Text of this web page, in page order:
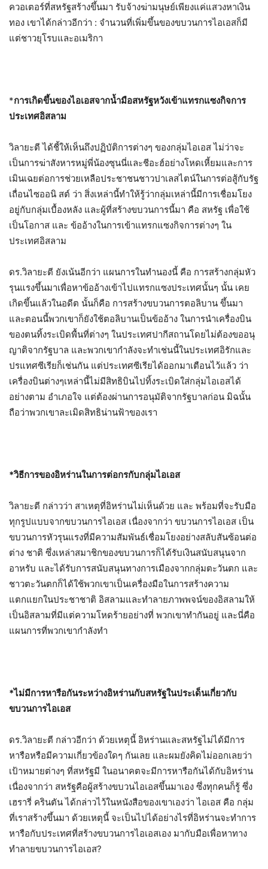
ควอเตอร์ที่สหรัฐสร้างขึ้นมา รับจ้างฆ่ามนุษย์เพียงแค่แสวงหาเงิน
ทอง เขาได้กล่าวอีกว่า : จำนวนที่เพิ่มขึ้นของขบวนการไอเอสก็มี
แต่ชาวยุโรบและอเมริกา
*การเกิดขึ้นของไอเอสจากน้ำมือสหรัฐหวังเข้าแทรกแซงกิจการ
ประเทศอิสลาม
วิลายะตี ได้ชี้ให้เห็นถึงปฏิบัติการต่างๆ ของกลุ่มไอเอส ไม่ว่าจะ
เป็นการฆ่าสังหารหมู่พี่น้องซุนนี่และชีอะฮ์อย่างโหดเหี้ยมและการ
เมินเฉยต่อการช่วยเหลือประชาชนชาวปาเลสไตน์ในการต่อสู้กับรัฐ
เถื่อนไซออนิ สต์ ว่า สิ่งเหล่านี้ทำให้รู้ว่ากลุ่มเหล่านี้มีการเชื่อมโยง
อยู่กับกลุ่มเบื้องหลัง และผู้ที่สร้างขบวนการนี้มา คือ สหรัฐ เพื่อใช้
เป็นโอกาส และ ข้ออ้างในการเข้าแทรกแซงกิจการต่างๆ ใน
ประเทศอิสลาม
ดร.วิลายะตี ยังเน้นอีกว่า แผนการในทำนองนี้ คือ การสร้างกลุ่มหัว
รุนแรงขึ้นมาเพื่อหาข้ออ้างเข้าไปแทรกแซงประเทศนั้นๆ นั้น เคย
เกิดขึ้นแล้วในอดีต นั้นก็คือ การสร้างขบวนการตอลิบาน ขึ้นมา
และตอนนี้พวกเขาก็ยังใช้ตอลิบานเป็นข้ออ้าง ในการนำเครื่องบิน
ของตนทิ้งระเบิดพื้นที่ต่างๆ ในประเทศปากีสถานโดยไม่ต้องขออนุ
ญาติจากรัฐบาล และพวกเขากำลังจะทำเช่นนี้ในประเทศอิรักและ
ปรแทศซีเรียก็เช่นกัน แต่ประเทศซีเรียได้ออกมาเตือนไว้แล้ว ว่า
เครื่องบินต่างๆเหล่านี้ไม่มีสิทธิบินไปทิ้งระเบิดใส่กลุ่มไอเอสได้
อย่างตาม อำเภอใจ แต่ต้องผ่านการอนุมัติจากรัฐบาลก่อน มิฉนั้น
ถือว่าพวกเขาละเมิดสิทธิน่านฟ้าของเรา
*วิธีการของอิหร่านในการต่อกรกับกลุ่มไอเอส
วิลายะตี กล่าวว่า สาเหตุที่อิหร่านไม่เห็นด้วย และ พร้อมที่จะรับมือ
ทุกรูปแบบจากขบวนการไอเอส เนื่องจากว่า ขบวนการไอเอส เป็น
ขบวนการหัวรุนแรงที่มีความสัมพันธ์เชื่อมโยงอย่างสลับสันซ้อนต่อ
ต่าง ชาติ ซึ่งเหล่าสมาชิกของขบวนการก็ได้รับเงินสนับสนุนจาก
อาหรับ และได้รับการสนับสนุนทางการเมืองจากกลุ่มตะวันตก และ
ชาวตะวันตกก็ได้ใช้พวกเขาเป็นเครื่องมือในการสร้างความ
แตกแยกในประชาชาติ อิสลามและทำลายภาพพจน์ของอิสลามให้
เป็นอิสลามที่มีแต่ความโหดร้ายอย่างที่ พวกเขาทำกันอยู่ และนี่คือ
แผนการที่พวกเขากำลังทำ
*ไม่มีการหารือกันระหว่างอิหร่านกับสหรัฐในประเด็นเกี่ยวกับ
ขบวนการไอเอส
ดร.วิลายะตี กล่าวอีกว่า ด้วยเหตุนี้ อิหร่านและสหรัฐไม่ได้มีการ
หารือหรือมีความเกี่ยวข้องใดๆ กันเลย และผมยังคิดไม่ออกเลยว่า
เป้าหมายต่างๆ ที่สหรัฐมี ในอนาคตจะมีการหารือกันได้กับอิหร่าน
เนื่องจากว่า สหรัฐคือผู้สร้างขบวนไอเอสขึ้นมาเอง ซึ่งทุกคนก็รู้ ซึ่ง
เฮรารี่ ครินตัน ได้กล่าวไว้ในหนังสือของเขาเองว่า ไอเอส คือ กลุ่ม
ที่เราสร้างขึ้นมา ด้วยเหตุนี้ จะเป็นไปได้อย่างไรที่อิหร่านจะทำการ
หารือกับประเทศที่สร้างขบวนการไอเอสเอง มากับมือเพื่อหาทาง
ทำลายขบวนการไอเอส?